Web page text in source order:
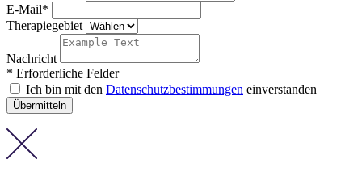
E-Mail*
Therapiegebiet
Nachricht
* Erforderliche Felder
Ich bin mit den Datenschutzbestimmungen einverstanden